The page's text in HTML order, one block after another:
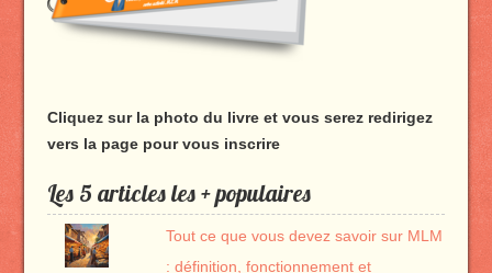
Cliquez sur la photo du livre et vous serez redirigez
vers la page pour vous inscrire
Les 5 articles les + populaires
Tout ce que vous devez savoir sur MLM
: définition, fonctionnement et